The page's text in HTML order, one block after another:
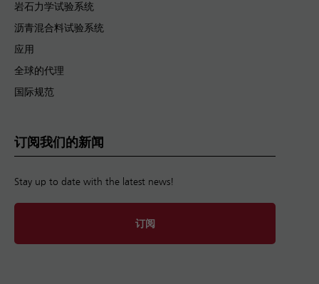
岩石力学试验系统
沥青混合料试验系统
应用
全球的代理
国际规范
订阅我们的新闻
Stay up to date with the latest news!
订阅